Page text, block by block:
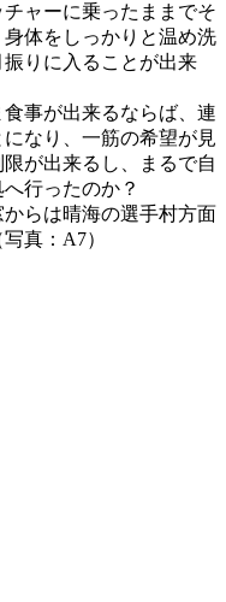
ャーに乗ったままでそ
体をしっかりと温め洗
りに入ることが出来
事が出来るならば、連
なり、一筋の希望が見
が出来るし、まるで自
行ったのか？
らは晴海の選手村方面
真：A7）